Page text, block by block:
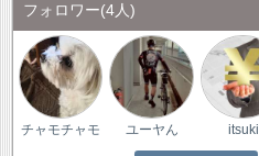
フォロワー(4人)
チャモチャモ ユーヤん itsuki